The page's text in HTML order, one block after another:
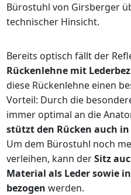
Bürostuhl von Girsberger
technischer Hinsicht.
Bereits optisch fällt der
Rückenlehne mit
diese Rückenlehne einen
Vorteil: Durch die
immer optimal an die
stützt den Rücken auch
Um dem Bürostuhl noch
verleihen, kann derSitz
Material als Leder sowie
bezogen werden.